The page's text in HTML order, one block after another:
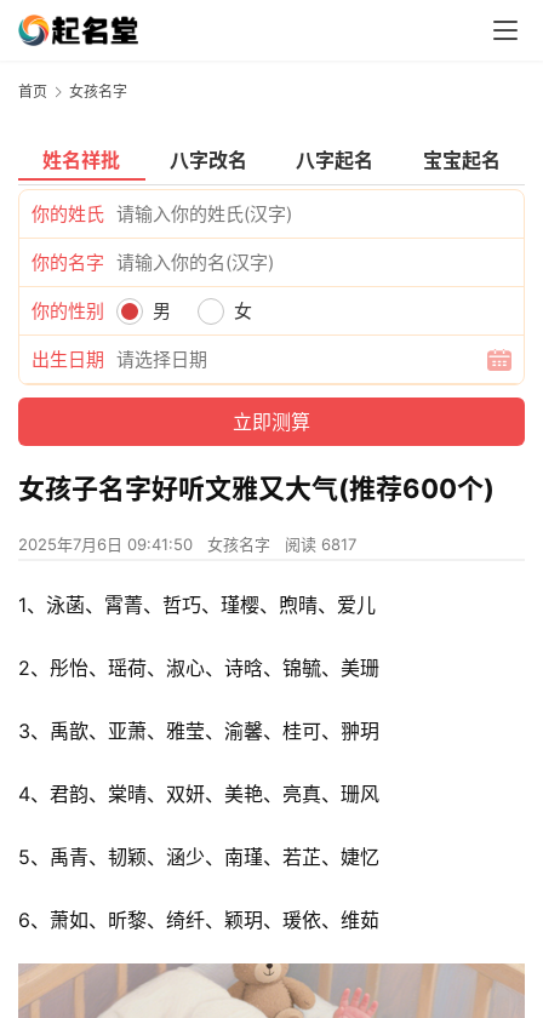
首页 女孩名字
姓名祥批 八字改名 八字起名 宝宝起名
你的姓氏
你的名字
你的性别 男 女
出生日期
女孩子名字好听文雅又大气(推荐600个)
2025年7月6日 09:41:50 女孩名字 阅读 6817
1、泳菡、霄菁、哲巧、瑾樱、煦晴、爱儿
2、彤怡、瑶荷、淑心、诗晗、锦毓、美珊
3、禹歆、亚萧、雅莹、渝馨、桂可、翀玥
4、君韵、棠晴、双妍、美艳、亮真、珊风
5、禹青、韧颖、涵少、南瑾、若芷、婕忆
6、萧如、昕黎、绮纤、颖玥、瑗依、维茹